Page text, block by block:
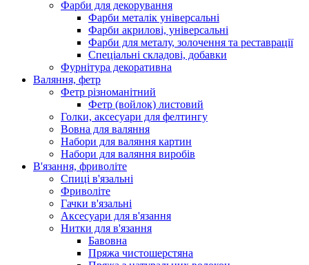
Фарби для декорування
Фарби металік універсальні
Фарби акрилові, універсальні
Фарби для металу, золочення та реставрації
Спеціальні складові, добавки
Фурнітура декоративна
Валяння, фетр
Фетр різноманітний
Фетр (войлок) листовий
Голки, аксесуари для фелтингу
Вовна для валяння
Набори для валяння картин
Набори для валяння виробів
В'язання, фриволіте
Спиці в'язальні
Фриволіте
Гачки в'язальні
Аксесуари для в'язання
Нитки для в'язання
Бавовна
Пряжа чистошерстяна